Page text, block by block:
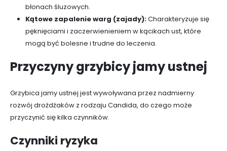
błonach śluzowych.
Kątowe zapalenie warg (zajady):Charakteryzuje się
pęknięciami i zaczerwienieniem w kącikach ust, które
mogą być bolesne i trudne do leczenia.
Przyczyny grzybicy jamy ustnej
Grzybica jamy ustnej jest wywoływana przez nadmierny
rozwój drożdżaków z rodzaju Candida, do czego może
przyczynić się kilka czynników.
Czynniki ryzyka